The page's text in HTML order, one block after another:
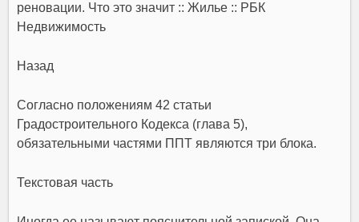
Назад
Согласно положениям 42 статьи
Градостроительного Кодекса (глава 5),
обязательными частями ППТ являются три блока.
Текстовая часть